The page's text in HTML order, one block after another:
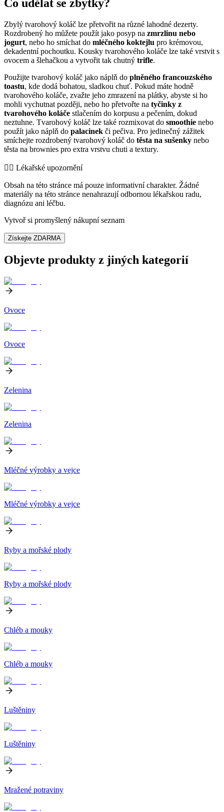
Co udělat se zbytky?
Zbylý tvarohový koláč lze přetvořit na různé lahodné dezerty.
Rozdrobený ho můžete použít jako posyp na zmrzlinu nebo
jogurt, nebo ho smíchat do mléčného koktejlu pro krémovou,
dekadentní pochoutku. Kousky tvarohového koláče lze také vrstvit s
ovocem a šlehačkou a vytvořit tak chutný trifle.
Použijte tvarohový koláč jako náplň do plněného francouzského
toastu, kde dodá bohatou, sladkou chuť. Pokud máte hodně
tvarohového koláče, zvažte jeho zmrazení na plátky, abyste si ho
mohli vychutnat později, nebo ho přetvořte na tyčinky z
tvarohového koláče stlačením do korpusu a pečením, dokud
neztuhne. Tvarohový koláč lze také rozmixovat do smoothie nebo
použít jako náplň do palacinek či pečiva. Pro jedinečný zážitek
smíchejte rozdrobený tvarohový koláč do těsta na sušenky nebo
těsta na brownies pro extra vrstvu chuti a textury.
👨‍⚕️️ Lékařské upozornění
Obsah na této stránce má pouze informativní charakter. Žádné
materiály na této stránce nenahrazují odbornou lékařskou radu,
diagnózu ani léčbu.
Vytvoř si promyšlený nákupní seznam
Získejte ZDARMA
Objevte produkty z jiných kategorií
Ovoce
Ovoce
Zelenina
Zelenina
Mléčné výrobky a vejce
Mléčné výrobky a vejce
Ryby a mořské plody
Ryby a mořské plody
Chléb a mouky
Chléb a mouky
Luštěniny
Luštěniny
Mražené potraviny